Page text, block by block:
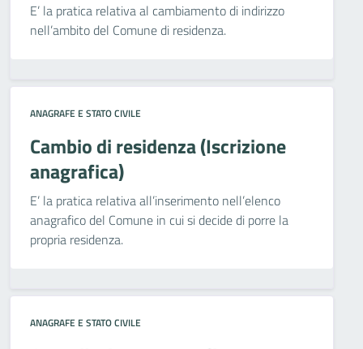
E’ la pratica relativa al cambiamento di indirizzo
nell’ambito del Comune di residenza.
ANAGRAFE E STATO CIVILE
Cambio di residenza (Iscrizione
anagrafica)
E’ la pratica relativa all’inserimento nell’elenco
anagrafico del Comune in cui si decide di porre la
propria residenza.
ANAGRAFE E STATO CIVILE